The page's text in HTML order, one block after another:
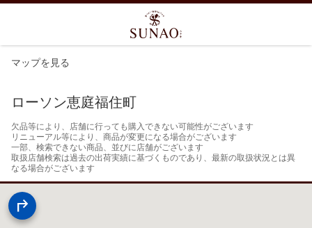
マップを見る
ローソン恵庭福住町
欠品等により、店舗に行っても購入できない可能性がございます
リニューアル等により、商品が変更になる場合がございます
一部、検索できない商品、並びに店舗がございます
取扱店舗検索は過去の出荷実績に基づくものであり、最新の取扱状況とは異
なる場合がございます